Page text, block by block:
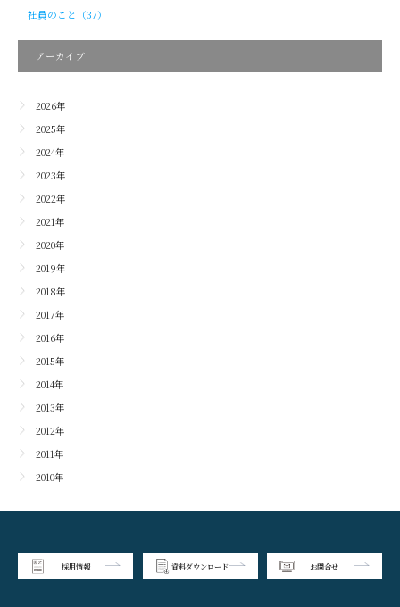
社員のこと（37）
アーカイブ
2026年
2025年
2024年
2023年
2022年
2021年
2020年
2019年
2018年
2017年
2016年
2015年
2014年
2013年
2012年
2011年
2010年
採用情報 資料ダウンロード お問合せ